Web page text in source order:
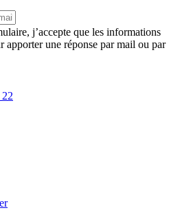
j’accepte que les informations
apporter une réponse par mail ou par